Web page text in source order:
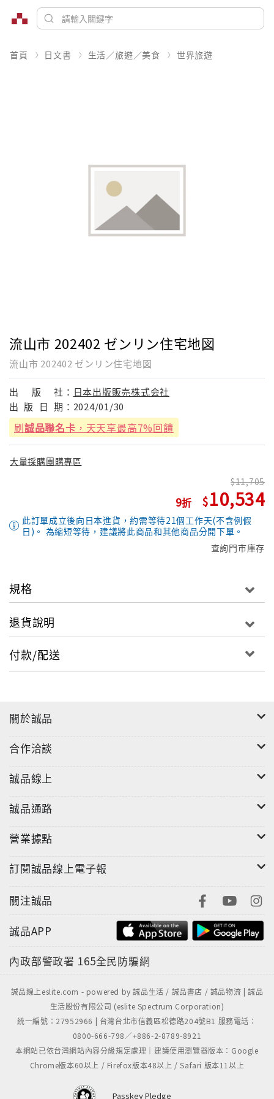
首頁 日文書 生活／旅遊／美食 世界旅遊
流山市 202402 ゼンリン住宅地図
流山市 202402 ゼンリン住宅地図
出 版 社： 日本出版販売株式会社
出 版 日 期： 2024/01/30
刷誠品聯名卡 ，天天享最高7%回饋
大量採購團購專區
9
11,705
10,534
此訂單成立後向日本進貨，約需等待21個工作天(不含例假
日)。 為縮短等待，建議將此商品和其他商品分開下單。
查詢門市庫存
規格
退貨說明
付款/配送
關於誠品
合作洽談
誠品線上
誠品通路
營業據點
訂閱誠品線上電子報
關注誠品
誠品APP
內政部警政署 165全民防騙網
誠品線上eslite.com - powered by 誠品生活 / 誠品書店 / 誠品物流 | 誠品
生活股份有限公司 (eslite Spectrum Corporation)
統一編號：27952966 | 台灣台北市信義區松德路204號B1 服務電話：
0800-666-798／+886-2-8789-8921
本網站已依台灣網站內容分級規定處理｜建議使用瀏覽器版本：Google
Chrome版本60以上 / Firefox版本48以上 / Safari 版本11以上
Passkey Pledge